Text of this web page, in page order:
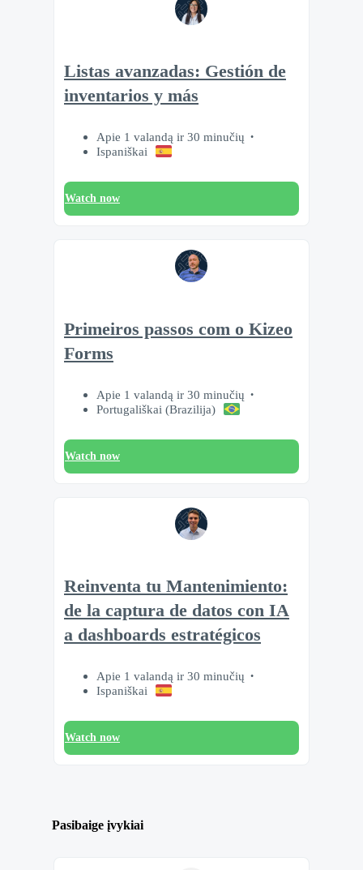
Listas avanzadas: Gestión de
inventarios y más
Apie 1 valandą ir 30 minučių
Ispaniškai
Watch now
Primeiros passos com o Kizeo
Forms
Apie 1 valandą ir 30 minučių
Portugališkai (Brazilija)
Watch now
Reinventa tu Mantenimiento:
de la captura de datos con IA
a dashboards estratégicos
Apie 1 valandą ir 30 minučių
Ispaniškai
Watch now
Pasibaige įvykiai